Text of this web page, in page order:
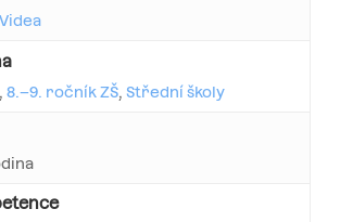
Videa
8.–9. ročník ZŠ, Střední školy